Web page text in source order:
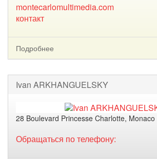
montecarlomultimedia.com
контакт
Подробнее
Ivan ARKHANGUELSKY
28 Boulevard Princesse Charlotte, Monaco
Обращаться по телефону: